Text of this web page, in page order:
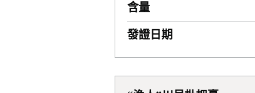
含量
發證日期